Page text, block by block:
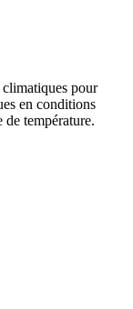
pour
en conditions
température.